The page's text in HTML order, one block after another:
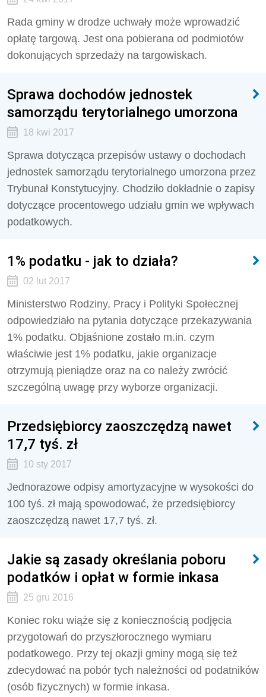
Rada gminy w drodze uchwały może wprowadzić
opłatę targową. Jest ona pobierana od podmiotów
dokonujących sprzedaży na targowiskach.
Sprawa dochodów jednostek
samorządu terytorialnego umorzona
18 kwi 2017
Sprawa dotycząca przepisów ustawy o dochodach
jednostek samorządu terytorialnego umorzona przez
Trybunał Konstytucyjny. Chodziło dokładnie o zapisy
dotyczące procentowego udziału gmin we wpływach
podatkowych.
1% podatku - jak to działa?
02 lut 2017
Ministerstwo Rodziny, Pracy i Polityki Społecznej
odpowiedziało na pytania dotyczące przekazywania
1% podatku. Objaśnione zostało m.in. czym
właściwie jest 1% podatku, jakie organizacje
otrzymują pieniądze oraz na co należy zwrócić
szczególną uwagę przy wyborze organizacji.
Przedsiębiorcy zaoszczędzą nawet
17,7 tyś. zł
10 sty 2017
Jednorazowe odpisy amortyzacyjne w wysokości do
100 tyś. zł mają spowodować, że przedsiębiorcy
zaoszczędzą nawet 17,7 tyś. zł.
Jakie są zasady określania poboru
podatków i opłat w formie inkasa
25 gru 2016
Koniec roku wiąże się z koniecznością podjęcia
przygotowań do przyszłorocznego wymiaru
podatkowego. Przy tej okazji gminy mogą się też
zdecydować na pobór tych należności od podatników
(osób fizycznych) w formie inkasa.